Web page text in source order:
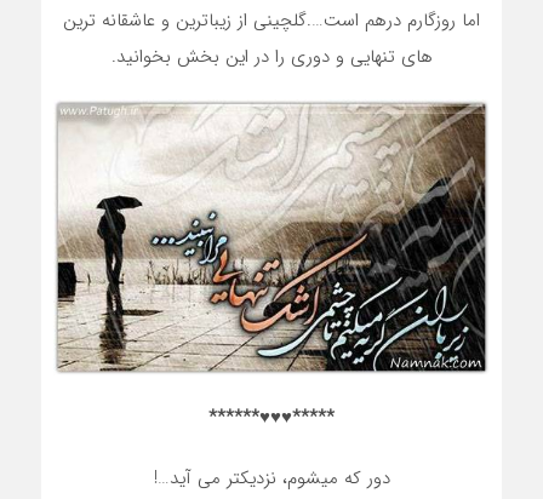
اما روزگارم درهم است….گلچینی از زیباترین و عاشقانه ترین
های تنهایی و دوری را در این بخش بخوانید.
*****♥♥♥******
دور که میشوم، نزدیکتر می آید…!